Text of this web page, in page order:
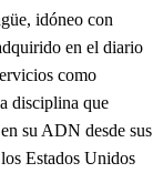
idóneo con
en el diario
como
disciplina que
su ADN desde sus
Estados Unidos